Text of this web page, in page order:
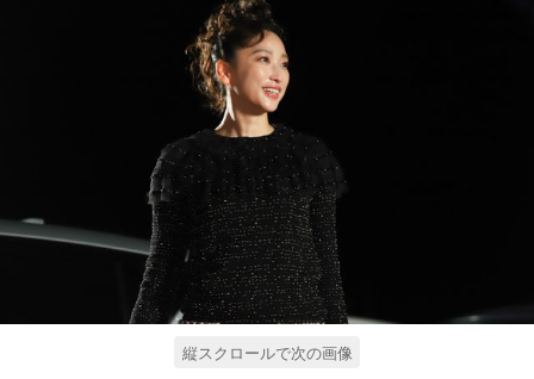
縦スクロールで次の画像